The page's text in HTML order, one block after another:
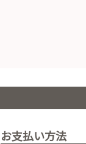
お支払い方法